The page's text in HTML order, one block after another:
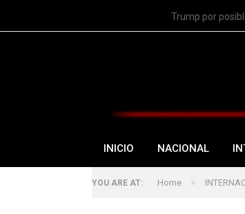
Trump por
INICIO NACIONAL
YOU ARE AT: Home »